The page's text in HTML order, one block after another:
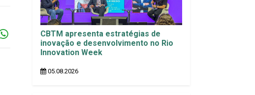
CBTM apresenta estratégias de
inovação e desenvolvimento no Rio
Innovation Week
05.08.2026